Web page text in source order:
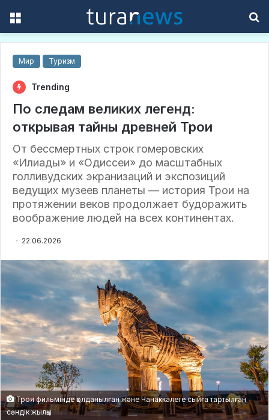
Мир Туризм
Trending
По следам великих легенд:
открывая тайны древней Трои
От бессмертных строк гомеровских
«Илиады» и «Одиссеи» до масштабных
голливудских экранизаций и экспозиций
ведущих музеев планеты — история Трои на
протяжении веков продолжает будоражить
воображение людей на всех континентах.
22.06.2026
Троя фильмінде қолданылған және Чанаккалеге сыйға тартылған
сәндік жылқы